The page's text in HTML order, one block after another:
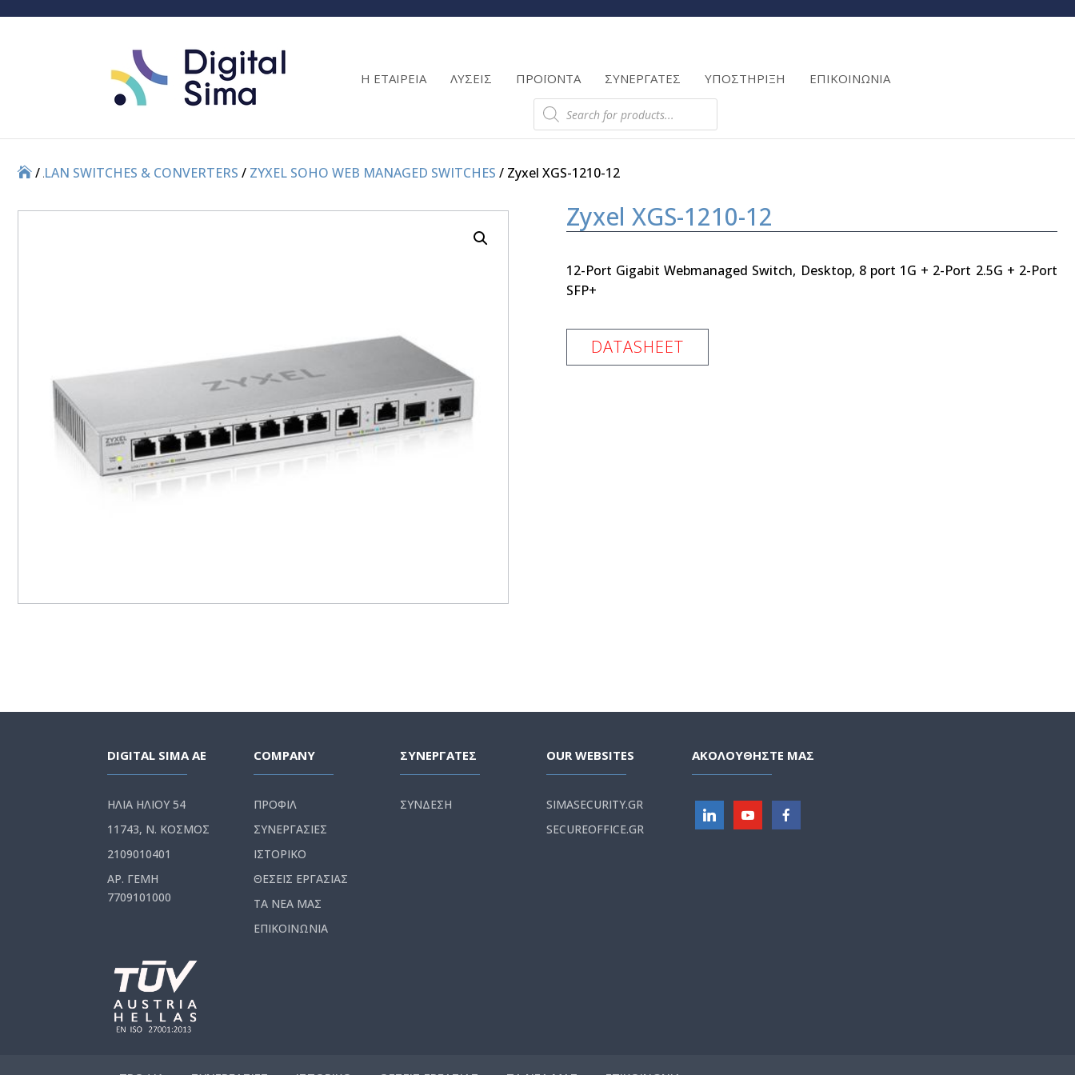
Η ΕΤΑΙΡΕΙΑ ΛΥΣΕΙΣ ΠΡΟΪΟΝΤΑ ΣΥΝΕΡΓΑΤΕΣ ΥΠΟΣΤΗΡΙΞΗ ΕΠΙΚΟΙΝΩΝΙΑ
Products
search
Products
//LAN SWITCHES & CONVERTERS / ZYXEL SOHO WEB MANAGED SWITCHES / Zyxel XGS-1210-12
Zyxel XGS-1210-12
12-Port Gigabit Webmanaged Switch, Desktop, 8 port 1G + 2-Port 2.5G + 2-Port
SFP+
DATASHEET
DIGITAL SIMA AE
ΗΛΙΑ ΗΛΙΟΥ 54
11743, Ν. ΚΟΣΜΟΣ
2109010401
ΑΡ. ΓΕΜΗ
7709101000
COMPANY
ΠΡΟΦΙΛ
ΣΥΝΕΡΓΑΣΙΕΣ
ΙΣΤΟΡΙΚΟ
ΘΕΣΕΙΣ ΕΡΓΑΣΙΑΣ
ΤΑ ΝΕΑ ΜΑΣ
ΕΠΙΚΟΙΝΩΝΙΑ
ΣΥΝΕΡΓΑΤΕΣ
ΣΥΝΔΕΣΗ
OUR WEBSITES
SIMASECURITY.GR
SECUREOFFICE.GR
ΑΚΟΛΟΥΘΗΣΤΕ ΜΑΣ